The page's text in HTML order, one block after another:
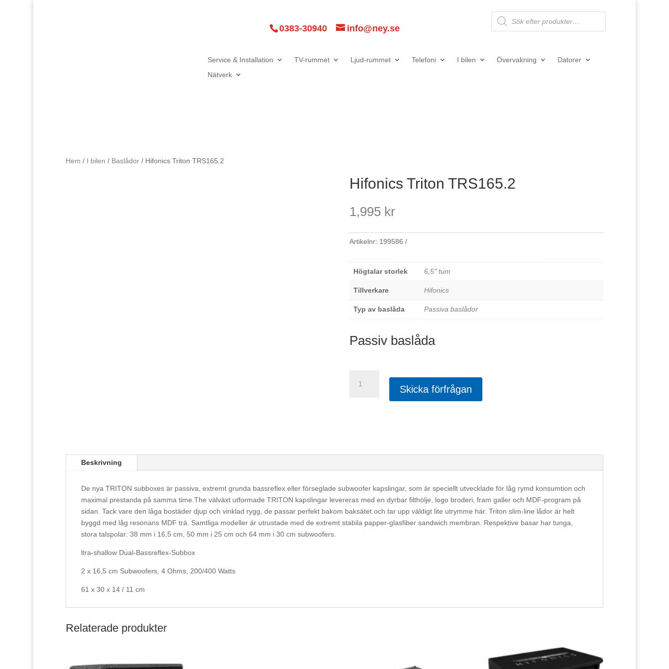
0383-30940 info@ney.se
Products
search
Service & Installation TV-rummet Ljud-rummet Telefoni I bilen Övervakning
Datorer
Nätverk
Hem / I bilen / Baslådor / Hifonics Triton TRS165.2
Hifonics Triton TRS165.2
1,995 kr
Artikelnr: 199586
Högtalar storlek 6,5" tum
Tillverkare Hifonics
Typ av baslåda Passiva baslådor
Passiv baslåda
Triton
Skicka förfrågan
Beskrivning
De nya TRITON subboxes är passiva, extremt grunda bassreflex eller förseglade subwoofer kapslingar, som är speciellt utvecklade för låg rymd konsumtion och
maximal prestanda på samma time.The välväxt utformade TRITON kapslingar levereras med en dyrbar filthölje, logo broderi, fram galler och MDF-program på
sidan. Tack vare den låga bostäder djup och vinklad rygg, de passar perfekt bakom baksätet och tar upp väldigt lite utrymme här. Triton slim-line lådor är helt
byggd med låg resonans MDF trä. Samtliga modeller är utrustade med de extremt stabila papper-glasfiber sandwich membran. Respektive basar har tunga,
stora talspolar: 38 mm i 16,5 cm, 50 mm i 25 cm och 64 mm i 30 cm subwoofers.
ltra-shallow Dual-Bassreflex-Subbox
2 x 16,5 cm Subwoofers, 4 Ohms, 200/400 Watts
61 x 30 x 14 / 11 cm
Relaterade produkter